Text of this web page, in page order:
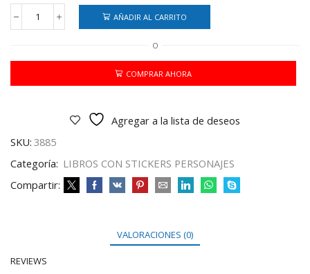
LIBRO
CM
PAG
AÑADIR AL CARRITO
O
COMPRAR AHORA
Agregar a la lista de deseos
SKU: 3885
Categoría: LIBROS CON STICKERS PERSONAJES
Compartir:
VALORACIONES (0)
REVIEWS